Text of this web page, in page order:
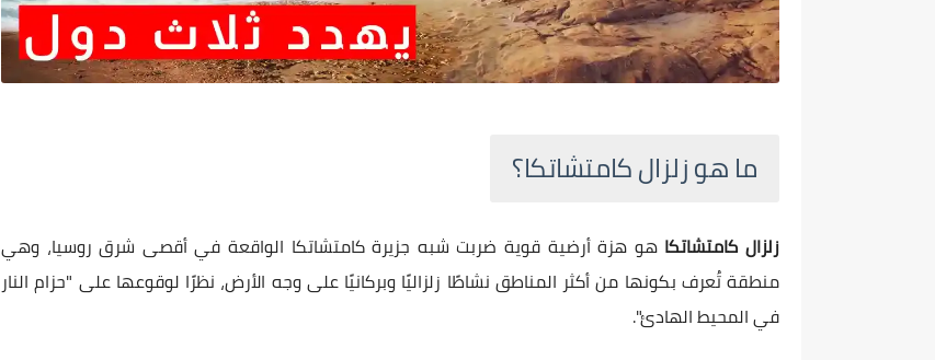
ما هو زلزال كامتشاتكا؟
زلزال كامتشاتكا هو هزة أرضية قوية ضربت شبه جزيرة كامتشاتكا الواقعة في أقصى شرق روسيا، وهي
منطقة تُعرف بكونها من أكثر المناطق نشاطًا زلزاليًا وبركانيًا على وجه الأرض، نظرًا لوقوعها على "حزام النار
في المحيط الهادئ".